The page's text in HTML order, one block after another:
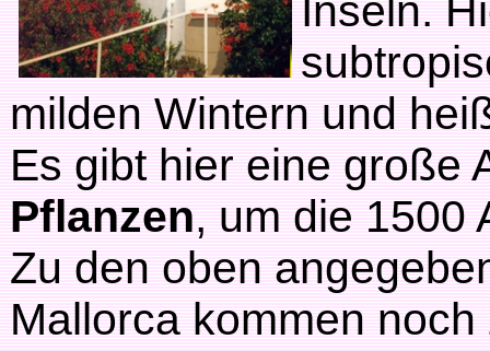
Inseln.
milden Wintern und
Es gibt hier eine große
Pflanzen, um die 1500
Zu den oben
Mallorca kommen